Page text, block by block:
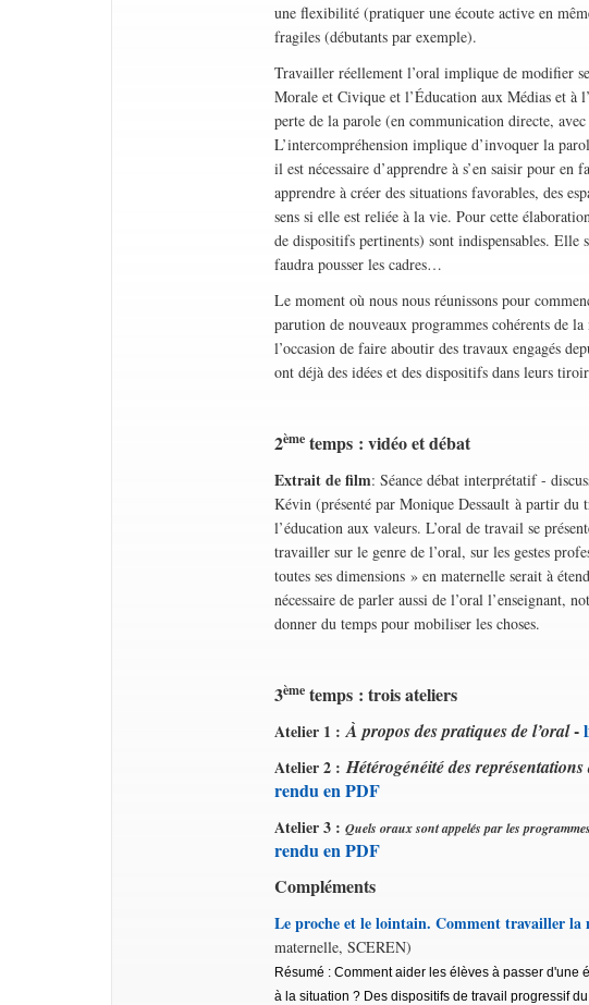
une flexibilité (pratiquer une écoute active en
fragiles (débutants par exemple).
Travailler réellement l’oral implique de modifier
Morale et Civique et l’Éducation aux Médias et à
perte de la parole (en communication directe,
L’intercompréhension implique d’invoquer la
il est nécessaire d’apprendre à s’en saisir pour
apprendre à créer des situations favorables, des
sens si elle est reliée à la vie. Pour cette
de dispositifs pertinents) sont indispensables.
faudra pousser les cadres…
Le moment où nous nous réunissons pour
parution de nouveaux programmes cohérents de
l’occasion de faire aboutir des travaux engagés
ont déjà des idées et des dispositifs dans leurs
2ème temps : vidéo et débat
Extrait de film: Séance débat interprétatif -
Kévin (présenté par Monique Dessault à partir
l’éducation aux valeurs. L’oral de travail se
travailler sur le genre de l’oral, sur les gestes
toutes ses dimensions » en maternelle serait à
nécessaire de parler aussi de l’oral l’enseignant,
donner du temps pour mobiliser les choses.
3ème temps : trois ateliers
Atelier 1 :À propos des pratiques de l’oral-
Atelier 2 :Hétérogénéité des
rendu en PDF
Atelier 3 :Quels oraux sont appelés par les
rendu en PDF
Compléments
Le proche et le lointain. Comment travailler la
maternelle, SCEREN)
Résumé : Comment aider les élèves à passer
à la situation ? Des dispositifs de travail progressif